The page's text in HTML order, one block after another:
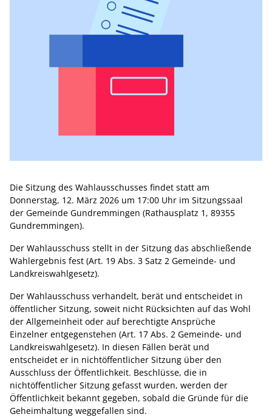
Die Sitzung des Wahlausschusses findet statt am
Donnerstag, 12. März 2026 um 17:00 Uhr im Sitzungssaal
der Gemeinde Gundremmingen (Rathausplatz 1, 89355
Gundremmingen).
Der Wahlausschuss stellt in der Sitzung das abschließende
Wahlergebnis fest (Art. 19 Abs. 3 Satz 2 Gemeinde- und
Landkreiswahlgesetz).
Der Wahlausschuss verhandelt, berät und entscheidet in
öffentlicher Sitzung, soweit nicht Rücksichten auf das Wohl
der Allgemeinheit oder auf berechtigte Ansprüche
Einzelner entgegenstehen (Art. 17 Abs. 2 Gemeinde- und
Landkreiswahlgesetz). In diesen Fällen berät und
entscheidet er in nichtöffentlicher Sitzung über den
Ausschluss der Öffentlichkeit. Beschlüsse, die in
nichtöffentlicher Sitzung gefasst wurden, werden der
Öffentlichkeit bekannt gegeben, sobald die Gründe für die
Geheimhaltung weggefallen sind.